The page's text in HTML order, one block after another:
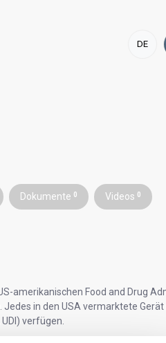
DE
Dokumente 0 Videos 0
amerikanischen Food and Drug
in den USA vermarktete Gerät
verfügen.